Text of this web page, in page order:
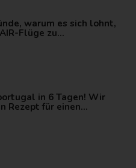
warum es sich lohnt,
Flüge zu…
in 6 Tagen! Wir
Rezept für einen…